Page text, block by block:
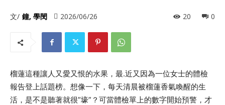
文/ 鐘, 學閔 2026/06/26 0
20
榴蓮這種讓人又愛又恨的水果，最.近又因為一位女士的體檢
報告登上話題榜。想像一下，每天清晨被榴蓮香氣喚醒的生
活，是不是聽著就很”壕”？可當體檢單上的數字開始預警，才